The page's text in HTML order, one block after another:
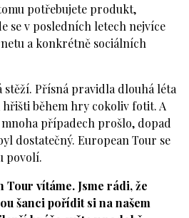
potřebujete produkt,
se v posledních letech nejvíce
a konkrétně sociálních
stěží. Přísná pravidla dlouhá léta
hřišti během hry cokoliv fotit. A
případech prošlo, dopad
dostatečný. European Tour se
povolí.
Tour vítáme. Jsme rádi, že
šanci pořídit si na našem